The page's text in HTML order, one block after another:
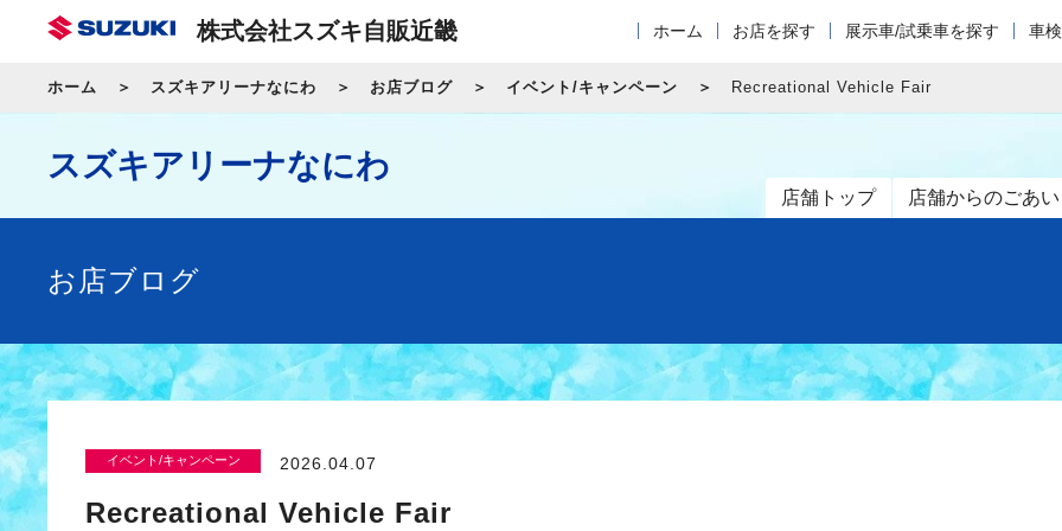
株式会社スズキ自販近畿 ホーム お店を探す 展示車/試乗車を探す 車
ホーム スズキアリーナなにわ お店ブログ イベント/キャンペーン Recreational Vehicle Fair
スズキアリーナなにわ
店舗トップ 店舗からのごあ
お店ブログ
イベント/キャンペーン 2026.04.07
Recreational Vehicle Fair